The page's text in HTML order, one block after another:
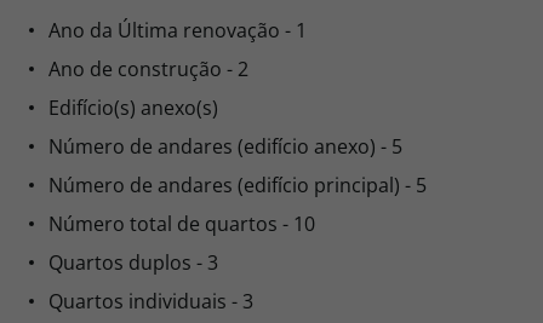
Ano da Última renovação - 1
Ano de construção - 2
Edifício(s) anexo(s)
Número de andares (edifício anexo) - 5
Número de andares (edifício principal) - 5
Número total de quartos - 10
Quartos duplos - 3
Quartos individuais - 3